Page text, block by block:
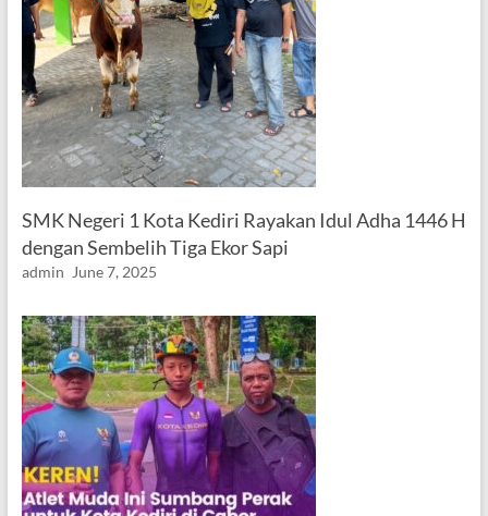
SMK Negeri 1 Kota Kediri Rayakan Idul Adha 1446 H
dengan Sembelih Tiga Ekor Sapi
admin June 7, 2025